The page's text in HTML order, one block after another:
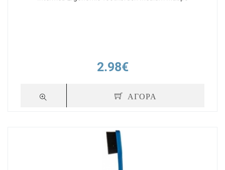
2.98€
ΑΓΟΡΑ